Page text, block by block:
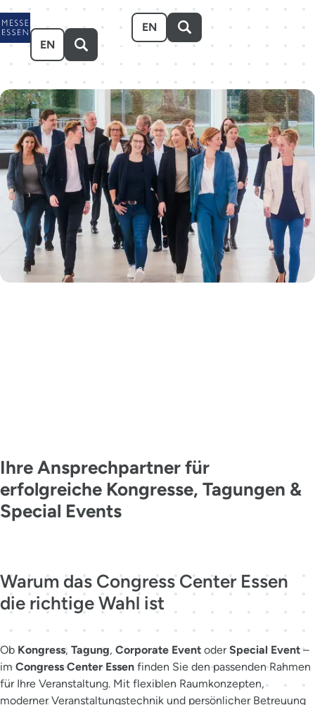
Zum Hauptinhalt springen
EN
Veranstalten Besuchen
Ausstellen
Über uns Karriere Event-Kalender
EN
Ihre Ansprechpartner für
erfolgreiche Kongresse, Tagungen &
Special Events
Warum das Congress Center Essen
die richtige Wahl ist
Ob Kongress, Tagung, Corporate Event oderSpecial Event–
im Congress Center Essen finden Sie den passenden Rahmen
für Ihre Veranstaltung. Mit flexiblen Raumkonzepten,
moderner Veranstaltungstechnik und persönlicher Betreuung